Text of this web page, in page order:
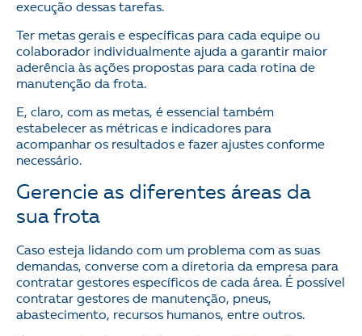
execução dessas tarefas.
Ter metas gerais e específicas para cada equipe ou
colaborador individualmente ajuda a garantir maior
aderência às ações propostas para cada rotina de
manutenção da frota.
E, claro, com as metas, é essencial também
estabelecer as métricas e indicadores para
acompanhar os resultados e fazer ajustes conforme
necessário.
Gerencie as diferentes áreas da
sua frota
Caso esteja lidando com um problema com as suas
demandas, converse com a diretoria da empresa para
contratar gestores específicos de cada área. É possível
contratar gestores de manutenção, pneus,
abastecimento, recursos humanos, entre outros.